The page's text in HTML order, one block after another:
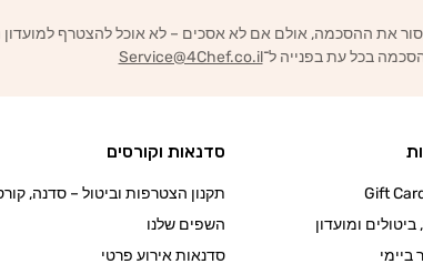
את ההסכמה, אולם אם לא אסכים – לא אוכל להצטרף
בכל עת בפנייה ל־Service@4Chef.co.il
ומועדון
ביימי
סדנאות וקורסים
תקנון הצטרפות וביטול – סדנה,
השפים שלנו
סדנאות אירוע פרטי